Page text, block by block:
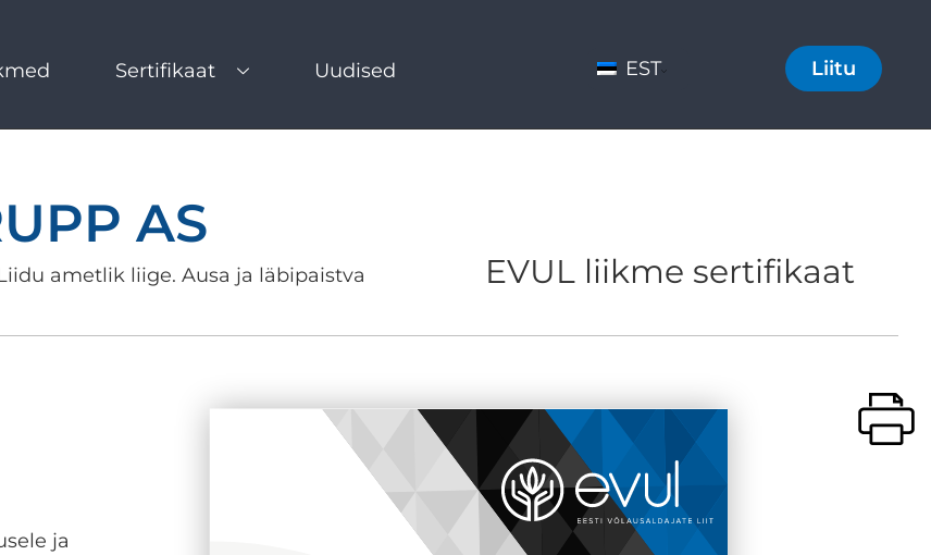
Sertifikaat Uudised EST Liitu
AS
ametlik liige. Ausa ja läbipaistva
EVUL liikme sertifikaat
ja